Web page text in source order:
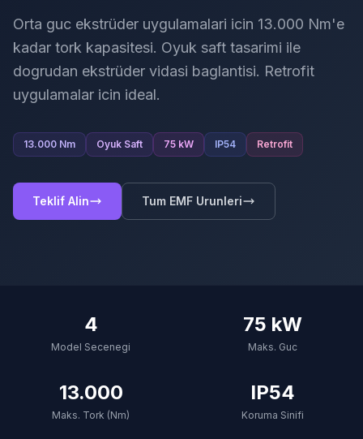
Orta guc ekstrüder uygulamalari icin 13.000 Nm'e
kadar tork kapasitesi. Oyuk saft tasarimi ile
dogrudan ekstrüder vidasi baglantisi. Retrofit
uygulamalar icin ideal.
13.000 Nm Oyuk Saft 75 kW IP54 Retrofit
Teklif Alin Tum EMF Urunleri
4
Model Secenegi
75 kW
Maks. Guc
13.000
Maks. Tork (Nm)
IP54
Koruma Sinifi